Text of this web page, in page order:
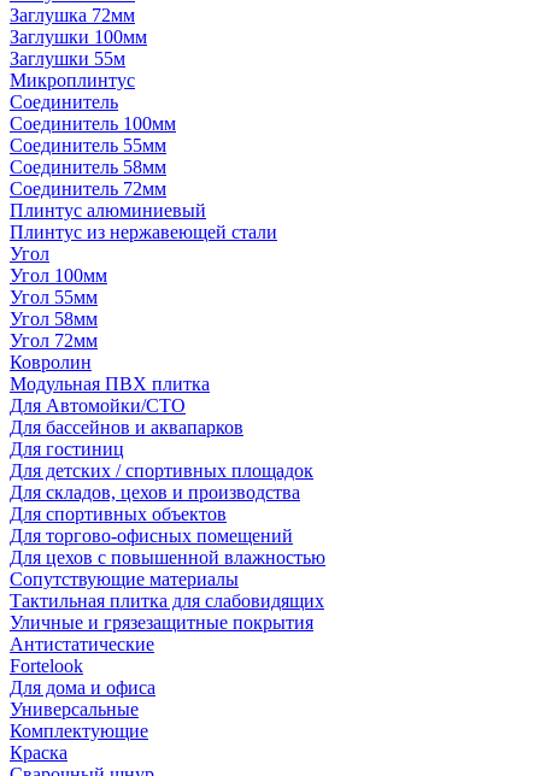
Заглушка 72мм
Заглушки 100мм
Заглушки 55м
Микроплинтус
Соединитель
Соединитель 100мм
Соединитель 55мм
Соединитель 58мм
Соединитель 72мм
Плинтус алюминиевый
Плинтус из нержавеющей стали
Угол
Угол 100мм
Угол 55мм
Угол 58мм
Угол 72мм
Ковролин
Модульная ПВХ плитка
Для Автомойки/СТО
Для бассейнов и аквапарков
Для гостиниц
Для детских / спортивных площадок
Для складов, цехов и производства
Для спортивных объектов
Для торгово-офисных помещений
Для цехов с повышенной влажностью
Сопутствующие материалы
Тактильная плитка для слабовидящих
Уличные и грязезащитные покрытия
Антистатические
Fortelook
Для дома и офиса
Универсальные
Комплектующие
Краска